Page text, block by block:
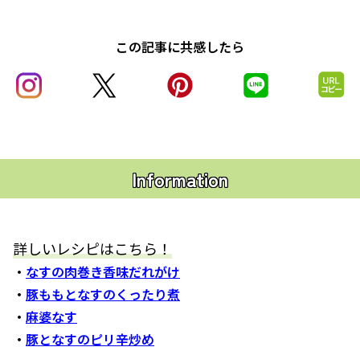
この記事に共感したら
Information
詳しいレシピはこちら！
・ なすの肉巻き香味だれがけ
・ 豚ももとなすのくったり煮
・ 麻婆なす
・ 豚となすのピリ辛炒め